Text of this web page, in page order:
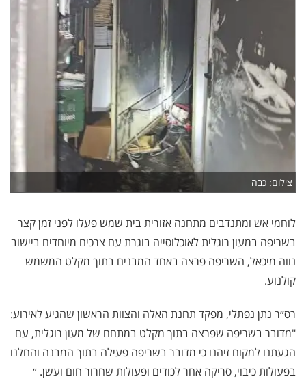
צילום: כבה
לוחמי אש ומתנדבים מתחנה אזורית בית שמש פעלו לפני זמן קצר
בשריפה במעון רוגלית לאוכלוסייה בוגרת עם צרכים מיוחדים ביישוב
נווה מיכאל, השריפה פרצה באחד המבנים בתוך מקלט המשמש
קולנוע.
רס״ר נתן נפתלי, מפקד תחנת האלה והצוות הראשון שהגיע לאירוע:
"מדובר בשריפה שפרצה בתוך מקלט במתחם של מעון רוגלית, עם
הגעתנו למקום זיהנו כי מדובר בשריפה פעילה בתוך המבנה והחלנו
בפעולות כיבוי, סריקה אחר לכודים ופעולות שחרור חום ועשן. ״